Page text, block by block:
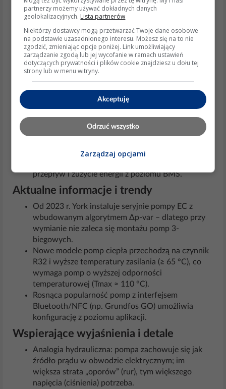
Pompa obiegowa zapewnia wymaganą różnicę
potrzebny do odebrania 9 kW mocy
grzewczej/chłodniczej. Jej charakterystyka H(Q)
musi przecinać krzywą strat hydraulicznych
instalacji powyżej minimalnego wymaganego
przepływu; w przeciwnym razie sprężarka wejdzie
w blokadę HP/LP.
Klasa energetyczna ErP ≤ 0,23 (EEI) zwiększa
Praktyczne zastosowania
Wymiana na pompę z komunikacją Modbus/CAN
przepływ i zużycie energii z poziomu BMS.
Aktualne informacje i trendy
Od 2023 r. York instaluje seryjnie pompy EC z
wbudowanym algorytmem Δp-var – dlatego przy
wymianie nie zaleca się montażu pomp 3-
biegowych.
Nowe modele pomp ciepła przechodzą na czynnik
R32 i wyższe temperatury zasilania (≥ 65 °C), co
wymaga pomp o wyższej odporności
temperaturowej (Tmax ≈ 110 °C).
Rosnąca popularność pomp z interfejsem
Bluetooth/NFC (np. Grundfos GO) umożliwia
konfigurację z poziomu aplikacji.
Wspierające wyjaśnienia i detale
Analogia hydrauliczna: pompa zachowuje się jak
źródło prądu w obwodzie elektrycznym; im
większa strata „oporów” (rur), tym większego
napięcia (ciśnienia) potrzeba.
partnerzy możemy używać dokładnych danych
geolokalizacyjnych. Lista partnerów
Niektórzy dostawcy mogą przetwarzać Twoje dane osobowe
na podstawie uzasadnionego interesu. Możesz się na to nie
zgodzić, zmieniając opcje poniżej. Link umożliwiający
zarządzanie zgodą lub jej wycofanie w ramach ustawień
dotyczących prywatności i plików cookie znajdziesz u dołu tej
strony lub w menu witryny.
Akceptuję
Odrzuć wszystko
Zarządzaj opcjami